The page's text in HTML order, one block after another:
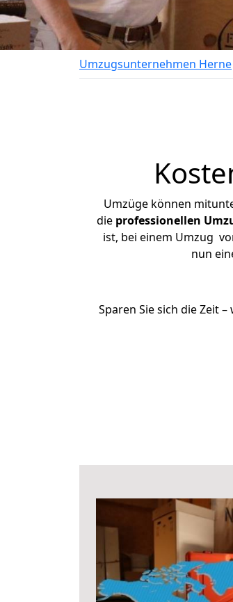
Umzugsunternehmen Herne
Umzüge können
die professionellen
ist, bei einem Umzug
nun
Sparen Sie sich die Zeit